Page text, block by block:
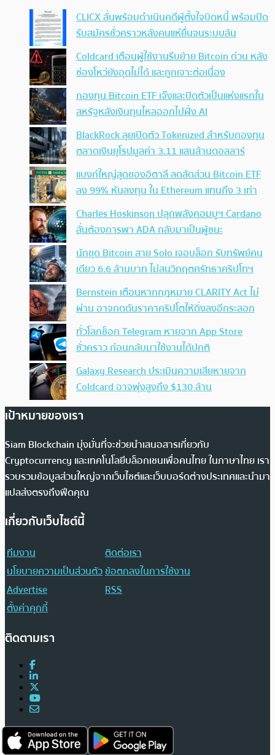
CLICX ลั่นพร้อมดำเนินคดีผู้ตั้งใจบิดหนี้ พร้อมปิด
รับสมัครชั่วคราวหลังคนแห่ยื่นจนระบบล้น
Coldcard เตือนผู้ใช้งานรีบย้าย Bitcoin ด่วน หลัง
ช่องโหว่ยังอุดไม่ได้ และถูกเจาะต่อเนื่อง
กองทุน Bitcoin ETF เจ๊งและปิดตัวเป็นแห่งแรกใน
สหรัฐหลังเงินทุนไหลออกไปฝั่ง AI
BlackRock ลุยเปิดตัว Tokenized สำหรับกองทุน
ตลาดเงินยุโรปมูลค่า 3.11 แสนล้านดอลลาร์
แบงก์ใหญ่สุดของอิตาลี ลดสัดส่วน Bitcoin ETF
ลง 99% หันลงทุน ใน Ethereum แทนถึง 3 เท่า
Charles Hoskinson ปลุกพลังคอมมูฯ Cardano
ลั่นต้องการพา ADA กลับมาเป็นผู้ชนะ
นักขุด Bitcoin สาย Solo เจอบล็อก รับทรัพย์คน
เดียว 6.6 ล้านบาท ไม่สนวิกฤตศรัทธาคริปโทฯ
Bernstein เตือนหากกฎหมาย CLARITY Act ไม่
ผ่าน อาจกดดันราคาคริปโตให้ดิ่งลงอีกระลอก
ทั่วโลกช็อก Telegram หายจาก App Store
ชั่วคราว ก่อนกลับมาใช้งานได้ปกติ
Galaxy Research ประเมินความเสียหายจาก
Coldcard อาจพุ่งสูงถึง $130 ล้าน
เป้าหมายของเรา
Siam Blockchain มุ่งมั่นที่จะช่วยนำเสนอสารเกี่ยวกับ
Cryptocurrency และเทคโนโลยีบล็อกเชนเพื่อคนไทย ในภาษาไทย เรา
รวบรวมข้อมูลส่วนใหญ่จากเว็บไซต์และเว็บบอร์ดต่างประเทศและนำมา
แปลส่งตรงถึงฟีดคุณ
เกี่ยวกับเว็บไซต์นี้
ทีมงาน
ติดต่อเรา
นโยบายความเป็นส่วนตัวข้อตกลงในการใช้งาน
Advertise
RSS
ตั้งค่าคุกกี้
ติดตามเรา